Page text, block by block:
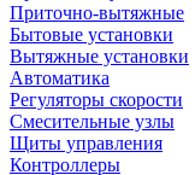
Приточно-вытяжные
Бытовые установки
Вытяжные установки
Автоматика
Регуляторы скорости
Смесительные узлы
Щиты управления
Контроллеры